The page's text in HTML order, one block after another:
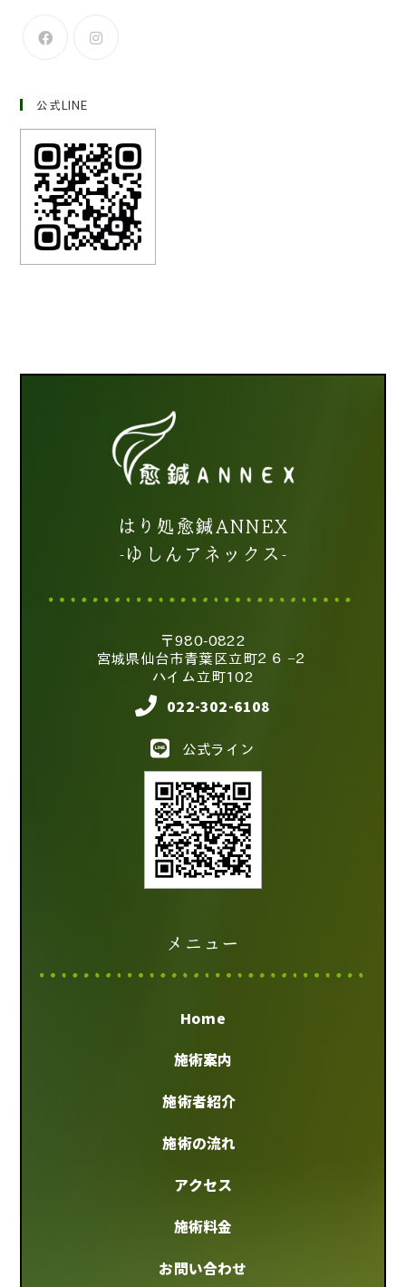
公式LINE
はり処愈鍼ANNEX
-ゆしんアネックス-
〒980-0822
宮城県仙台市青葉区立町２６−２
ハイム立町102
022-302-6108
公式ライン
メニュー
Home
施術案内
施術者紹介
施術の流れ
アクセス
施術料金
お問い合わせ